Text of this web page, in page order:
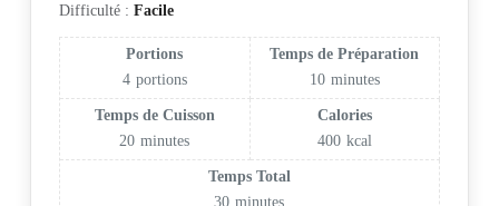
Difficulté : Facile
Portions
4 portions
Temps de Préparation
10 minutes
Temps de Cuisson
20 minutes
Calories
400 kcal
Temps Total
30 minutes